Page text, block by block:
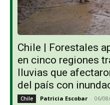
Chile | Forestales
en cinco regiones
lluvias que
del país con
Chile Patricia Escobar - 06/